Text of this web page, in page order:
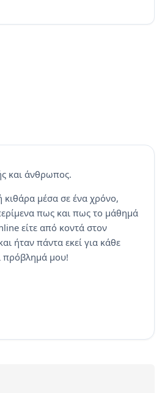
και άνθρωπος.
μέσα σε ένα χρόνο,
πως και πως το μάθημά
είτε από κοντά στον
ήταν πάντα εκεί για κάθε
πρόβλημά μου!